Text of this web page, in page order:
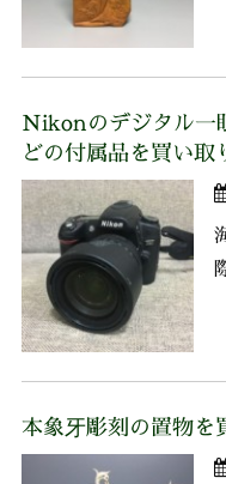
Nikonのデジタル一
どの付属品を買い取
本象牙彫刻の置物を